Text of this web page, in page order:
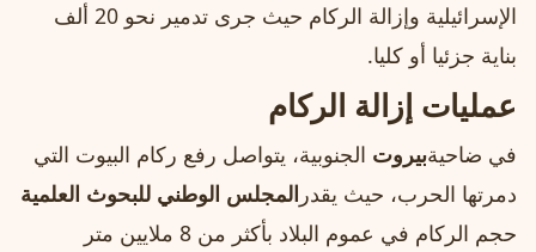
الإسرائيلية وإزالة الركام حيث جرى تدمير نحو 20 ألف
بناية جزئيا أو كليا.
عمليات إزالة الركام
في ضاحيةبيروت الجنوبية، يتواصل رفع ركام البيوت التي
دمرتها الحرب، حيث يقدر المجلس الوطني للبحوث العلمية
حجم الركام في عموم البلاد بأكثر من 8 ملايين متر